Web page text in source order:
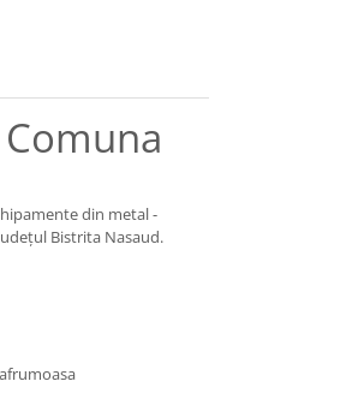
din metal -
Bistrita Nasaud.